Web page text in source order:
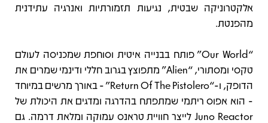
אלקטרוניקה שבטית, נגיעות תזמורתיות ואנרגיה עתידנית
מהפנטת.
“Our World” פותח בבנייה איטית וסוחפת שמכניסה לעולם
טקסי ומסתורי, “Alien” מתפוצץ בגרוב חללי ודינמי שמרים את
הדופק, ו-“Return Of The Pistolero” - באורך מרשים במיוחד
- הוא אפוס ריתמי שמתפתח בהדרגה ומדגים את היכולת של
Juno Reactor לייצר חוויית טראנס עמוקה ומלאת דרמה. גם